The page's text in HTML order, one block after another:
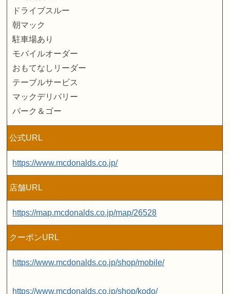
ドライブスルー
朝マック
駐車場あり
モバイルオーダー
おもてなしリーダー
テーブルサービス
マックデリバリー
パーク＆ゴー
公式URL
https://www.mcdonalds.co.jp/
店舗URL
https://map.mcdonalds.co.jp/map/26528
クーポンURL
https://www.mcdonalds.co.jp/shop/mobile/
https://www.mcdonalds.co.jp/shop/kodo/